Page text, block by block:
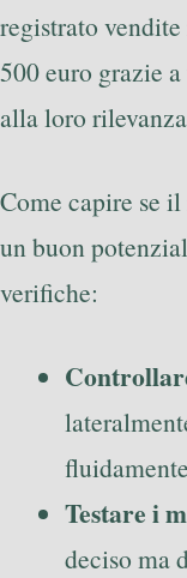
registrato
500 euro grazie
alla loro
Come capire se
un buon
verifiche:
Testare i
deciso ma